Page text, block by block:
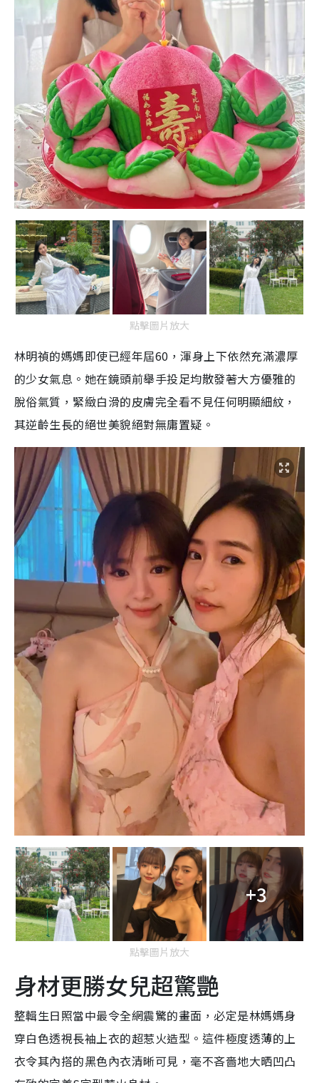
點擊圖片放大
林明禎的媽媽即使已經年屆60，渾身上下依然充滿濃厚
的少女氣息。她在鏡頭前舉手投足均散發著大方優雅的
脫俗氣質，緊緻白滑的皮膚完全看不見任何明顯細紋，
其逆齡生長的絕世美貌絕對無庸置疑。
+3
點擊圖片放大
身材更勝女兒超驚艷
整輯生日照當中最令全網震驚的畫面，必定是林媽媽身
穿白色透視長袖上衣的超惹火造型。這件極度透薄的上
衣令其內搭的黑色內衣清晰可見，毫不吝嗇地大晒凹凸